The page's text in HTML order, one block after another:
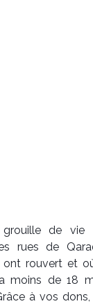
grouille de vie
rues de
ont rouvert et
moins de 18
à vos dons,